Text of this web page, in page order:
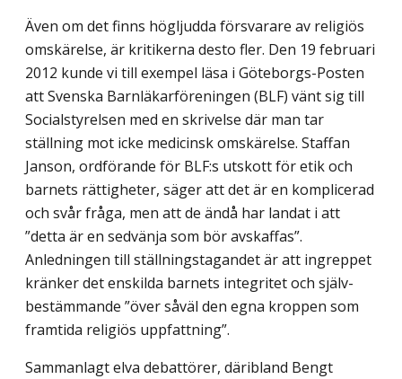
Även om det finns högljudda försvarare av religiös
omskärelse, är kritikerna desto fler. Den 19 februari
2012 kunde vi till exempel läsa i Göteborgs-Posten
att Svenska Barnläkarföreningen (BLF) vänt sig till
Socialstyrelsen med en skrivelse där man tar
ställning mot icke medicinsk omskärelse. Staffan
Janson, ordförande för BLF:s utskott för etik och
barnets rättigheter, säger att det är en komplicerad
och svår fråga, men att de ändå har landat i att
”detta är en sedvänja som bör avskaffas”.
Anledningen till ställningstagandet är att ingreppet
kränker det enskilda barnets integritet och själv­
bestämmande ”över såväl den egna kroppen som
framtida religiös uppfattning”.
Sammanlagt elva debattörer, däribland Bengt